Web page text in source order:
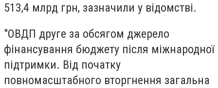
513,4 млрд грн, зазначили у відомстві.
"ОВДП друге за обсягом джерело
фінансування бюджету після міжнародної
підтримки. Від початку
повномасштабного вторгнення загальна